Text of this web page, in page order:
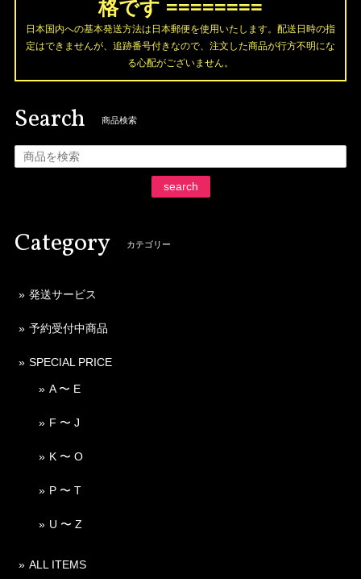
格です ========
日本国内への基本発送方法は日本郵便を使用いたします。配送日時の指
定はできませんが、追跡番号付きなので、注文した商品が行方不明にな
る心配がございません。
Search 商品検索
search
Category カテゴリー
発送サービス
予約受付中商品
SPECIAL PRICE
A 〜 E
F 〜 J
K 〜 O
P 〜 T
U 〜 Z
ALL ITEMS